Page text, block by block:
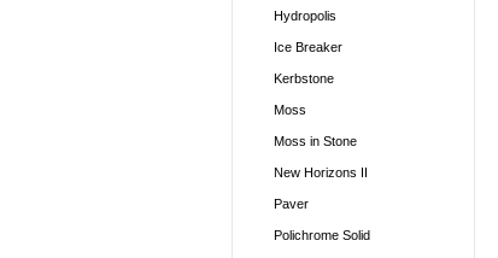
Hydropolis
Ice Breaker
Kerbstone
Moss
Moss in Stone
New Horizons II
Paver
Polichrome Solid